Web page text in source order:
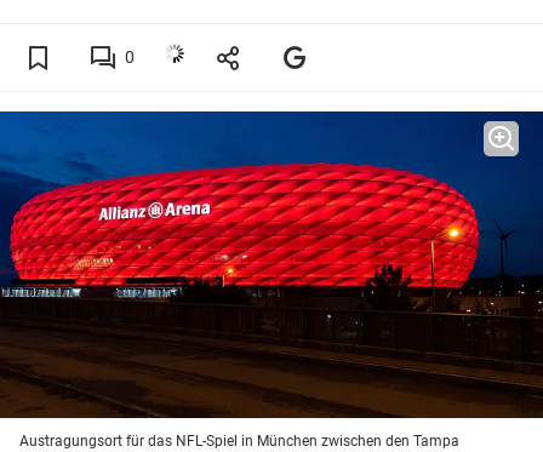
0
Austragungsort für das NFL-Spiel in München zwischen den Tampa